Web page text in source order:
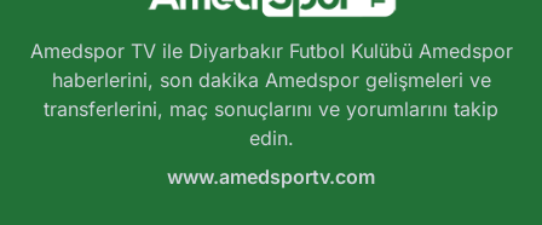
Amedspor TV ile Diyarbakır Futbol Kulübü Amedspor
haberlerini, son dakika Amedspor gelişmeleri ve
transferlerini, maç sonuçlarını ve yorumlarını takip
edin.
www.amedsportv.com